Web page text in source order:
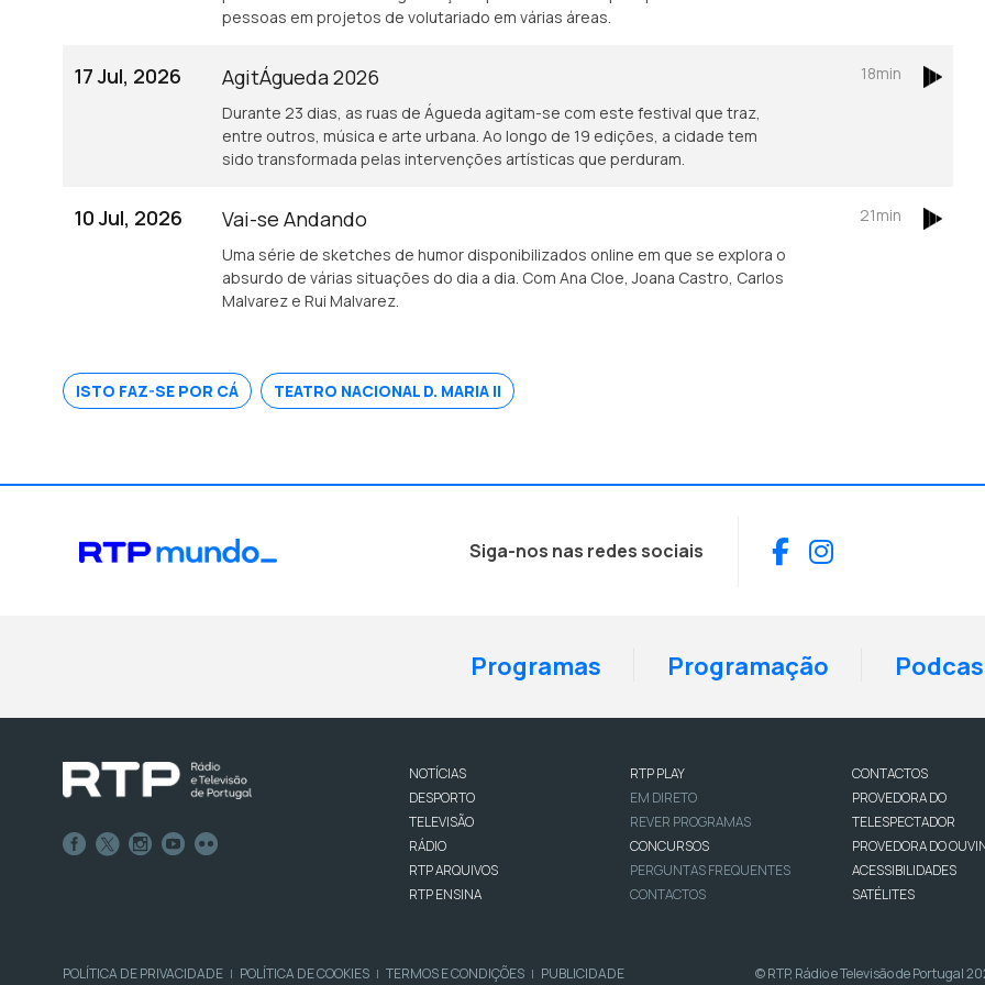
pessoas em projetos de volutariado em várias áreas.
17 Jul, 2026 AgitÁgueda 2026
Durante 23 dias, as ruas de Águeda agitam-se com este festival que traz,
entre outros, música e arte urbana. Ao longo de 19 edições, a cidade tem
sido transformada pelas intervenções artísticas que perduram.
18min
10 Jul, 2026 Vai-se Andando
Uma série de sketches de humor disponibilizados online em que se explora o
absurdo de várias situações do dia a dia. Com Ana Cloe, Joana Castro, Carlos
Malvarez e Rui Malvarez.
21min
ISTO FAZ-SE POR CÁ TEATRO NACIONAL D. MARIA II
Siga-nos nas redes sociais Facebook
Instagram
Programas Programação
NOTÍCIAS
DESPORTO
TELEVISÃO
RÁDIO
RTP ARQUIVOS
RTP ENSINA
RTP PLAY
EM DIRETO
REVER PROGRAMAS
CONCURSOS
PERGUNTAS FREQUENTES
CONTACTOS
CONTACTOS
PROVEDORA DO
TELESPECTADOR
PROVEDORA DO
ACESSIBILIDADES
SATÉLITES
POLÍTICA DE PRIVACIDADE | POLÍTICA DE COOKIES | TERMOS E CONDIÇÕES | PUBLICIDADE © RTP, Rádio e Televisão de Portugal